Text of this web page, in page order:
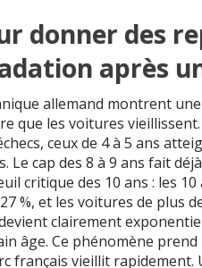
donner des
après
allemand montrent
que les voitures
ceux de 4 à 5 ans
Le cap des 8 à 9 ans fait
critique des 10 ans : les
%, et les voitures de plus
clairement
âge. Ce phénomène
français vieillit rapidement.